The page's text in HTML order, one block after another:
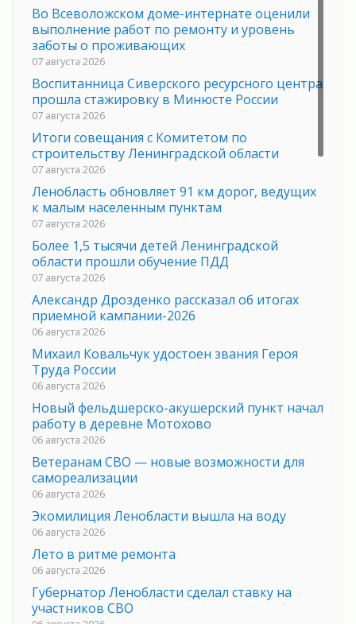
Во Всеволожском доме-интернате оценили
выполнение работ по ремонту и уровень
заботы о проживающих
07 августа 2026
Воспитанница Сиверского ресурсного центра
прошла стажировку в Минюсте России
07 августа 2026
Итоги совещания с Комитетом по
строительству Ленинградской области
07 августа 2026
Ленобласть обновляет 91 км дорог, ведущих
к малым населенным пунктам
07 августа 2026
Более 1,5 тысячи детей Ленинградской
области прошли обучение ПДД
07 августа 2026
Александр Дрозденко рассказал об итогах
приемной кампании-2026
06 августа 2026
Михаил Ковальчук удостоен звания Героя
Труда России
06 августа 2026
Новый фельдшерско-акушерский пункт начал
работу в деревне Мотохово
06 августа 2026
Ветеранам СВО — новые возможности для
самореализации
06 августа 2026
Экомилиция Ленобласти вышла на воду
06 августа 2026
Лето в ритме ремонта
06 августа 2026
Губернатор Ленобласти сделал ставку на
участников СВО